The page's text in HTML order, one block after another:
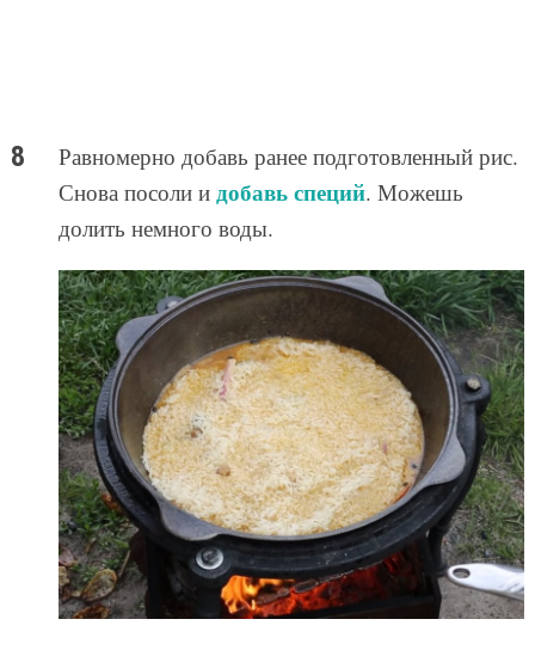
Равномерно добавь ранее подготовленный рис.
Снова посоли и добавь специй. Можешь
долить немного воды.